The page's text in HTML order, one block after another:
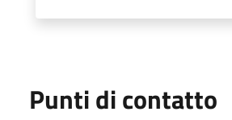
Punti di contatto